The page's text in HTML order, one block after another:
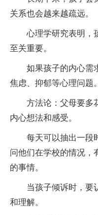
关系也会越来越疏远。
心理学研究表明，
至关重要。
如果孩子的内心需
焦虑、抑郁等心理问题。
方法论：父母要多
内心想法和感受。
每天可以抽出一段
问他们在学校的情况，
的事情。
当孩子倾诉时，要
和理解。